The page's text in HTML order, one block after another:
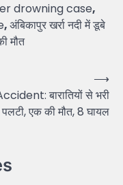
drowning case,
,अंबिकापुर खर्रा नदी में डूबे
मौत
बारातियों से भरी
एक की मौत, 8 घायल
⟶